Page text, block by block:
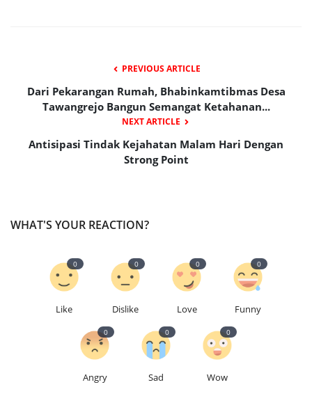
PREVIOUS ARTICLE
Dari Pekarangan Rumah, Bhabinkamtibmas Desa
Tawangrejo Bangun Semangat Ketahanan...
NEXT ARTICLE
Antisipasi Tindak Kejahatan Malam Hari Dengan
Strong Point
WHAT'S YOUR REACTION?
Like
0
Dislike
0
Love
0
Funny
0
Angry
0
Sad
0
Wow
0